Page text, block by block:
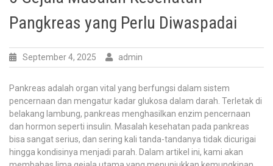
Pangkreas yang Perlu Diwaspadai
September 4, 2025 admin
Pankreas adalah organ vital yang berfungsi dalam sistem
pencernaan dan mengatur kadar glukosa dalam darah. Terletak di
belakang lambung, pankreas menghasilkan enzim pencernaan
dan hormon seperti insulin. Masalah kesehatan pada pankreas
bisa sangat serius, dan sering kali tanda-tandanya tidak dicurigai
hingga kondisinya menjadi parah. Dalam artikel ini, kami akan